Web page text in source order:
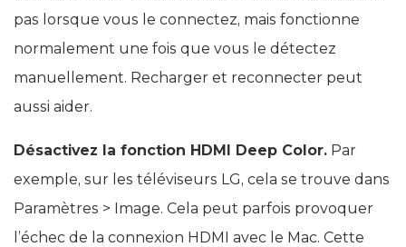
pas lorsque vous le connectez, mais fonctionne
normalement une fois que vous le détectez
manuellement. Recharger et reconnecter peut
aussi aider.
Désactivez la fonction HDMI Deep Color. Par
exemple, sur les téléviseurs LG, cela se trouve dans
Paramètres > Image. Cela peut parfois provoquer
l’échec de la connexion HDMI avec le Mac. Cette